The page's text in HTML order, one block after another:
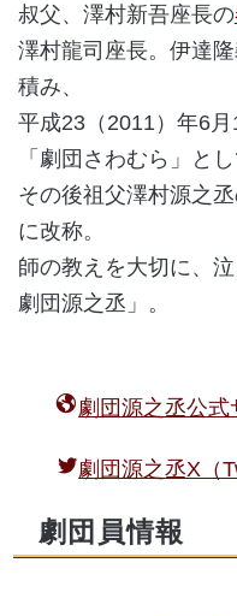
叔父、澤村新吾座長の
澤村龍司座長。伊達
積み、
平成23（2011）年6
「劇団さわむら」とし
その後祖父澤村源之
に改称。
師の教えを大切に、
劇団源之丞」。
劇団源之丞公式
劇団源之丞X（
劇団員情報